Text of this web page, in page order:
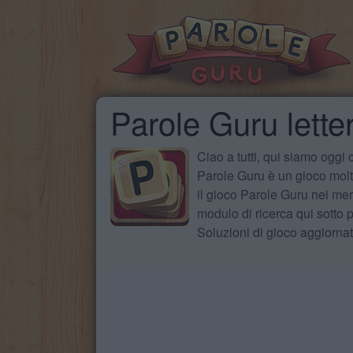
Parole Guru
Ciao a tutti, qui siamo oggi
Parole Guru è un gioco
il gioco Parole Guru nei
modulo di ricerca qui sotto
Soluzioni di gioco